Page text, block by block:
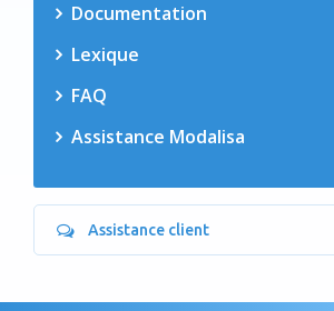
Documentation
Lexique
FAQ
Assistance Modalisa
Assistance client